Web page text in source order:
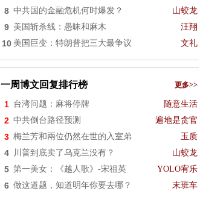
8 中共国的金融危机何时爆发？ 山蛟龙
9 美国斩杀线：愚昧和麻木 汪翔
10 美国巨变：特朗普把三大最争议 文礼
一周博文回复排行榜 更多>>
1 台湾问题：麻将停牌 随意生活
2 中共倒台路径预测 遍地是贪官
3 梅兰芳和兩位仍然在世的入室弟 玉质
4 川普到底卖了乌克兰没有？ 山蛟龙
5 第一美女：《越人歌》-宋祖英 YOLO宥乐
6 做这道题，知道明年你要去哪？ 末班车